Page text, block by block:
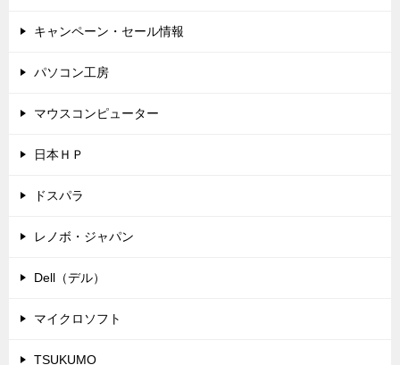
キャンペーン・セール情報
パソコン工房
マウスコンピューター
日本ＨＰ
ドスパラ
レノボ・ジャパン
Dell（デル）
マイクロソフト
TSUKUMO